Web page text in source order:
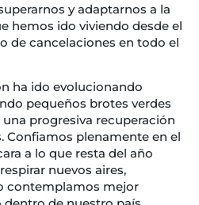
y adaptarnos a la
hemos ido viviendo desde el
de cancelaciones en todo el
ha ido evolucionando
pequeños brotes verdes
progresiva recuperación
Confiamos plenamente en el
a lo que resta del año
nuevos aires,
contemplamos mejor